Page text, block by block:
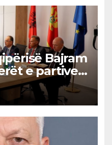
Bajram
e partive